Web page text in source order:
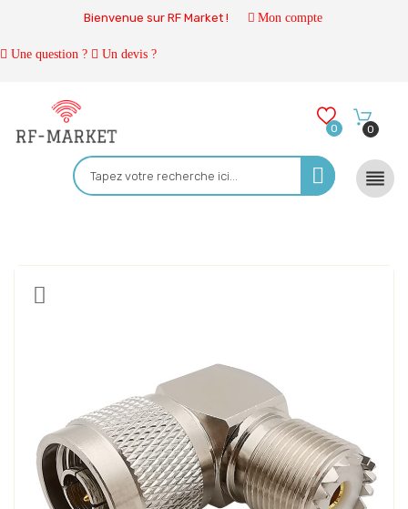
Bienvenue sur RF Market ! Mon compte
Une question ? Un devis ?
0 0
